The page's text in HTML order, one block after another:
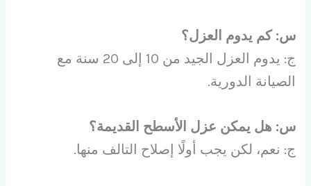
س: كم يدوم العزل؟
ج: يدوم العزل الجيد من 10 إلى 20 سنة مع
الصيانة الدورية.
س: هل يمكن عزل الأسطح القديمة؟
ج: نعم، لكن يجب أولًا إصلاح التالف منها.